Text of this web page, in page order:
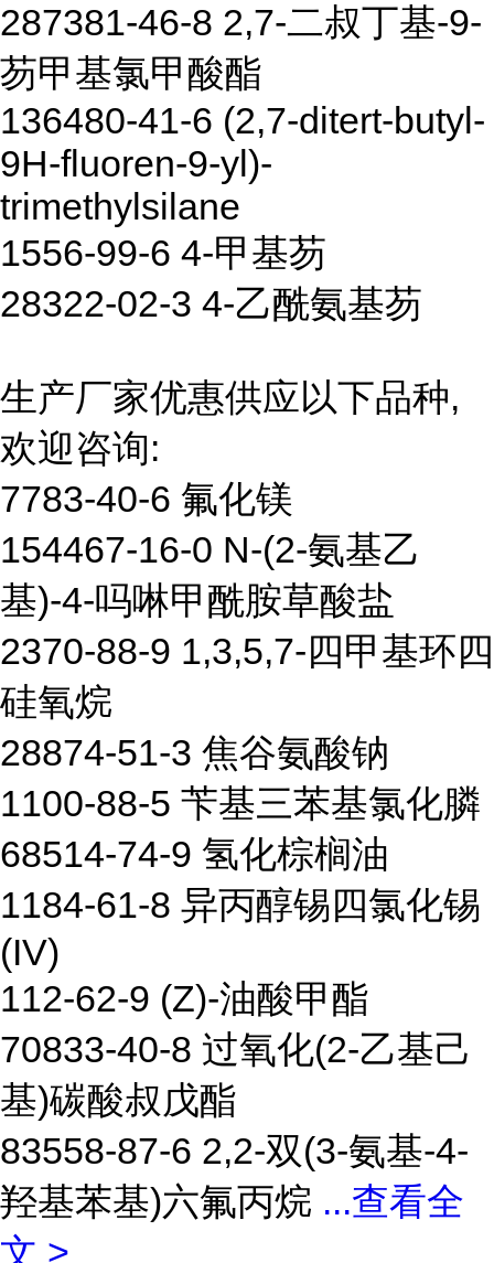
287381-46-8 2,7-二叔丁基-9-
芴甲基氯甲酸酯
136480-41-6 (2,7-ditert-butyl-
9H-fluoren-9-yl)-
trimethylsilane
1556-99-6 4-甲基芴
28322-02-3 4-乙酰氨基芴
生产厂家优惠供应以下品种,
欢迎咨询:
7783-40-6 氟化镁
154467-16-0 N-(2-氨基乙
基)-4-吗啉甲酰胺草酸盐
2370-88-9 1,3,5,7-四甲基环四
硅氧烷
28874-51-3 焦谷氨酸钠
1100-88-5 苄基三苯基氯化膦
68514-74-9 氢化棕榈油
1184-61-8 异丙醇锡四氯化锡
(IV)
112-62-9 (Z)-油酸甲酯
70833-40-8 过氧化(2-乙基己
基)碳酸叔戊酯
83558-87-6 2,2-双(3-氨基-4-
羟基苯基)六氟丙烷 ...查看全
文 >